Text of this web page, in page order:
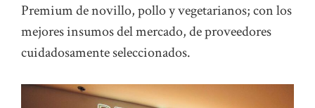
Premium de novillo, pollo y vegetarianos; con los
mejores insumos del mercado, de proveedores
cuidadosamente seleccionados.